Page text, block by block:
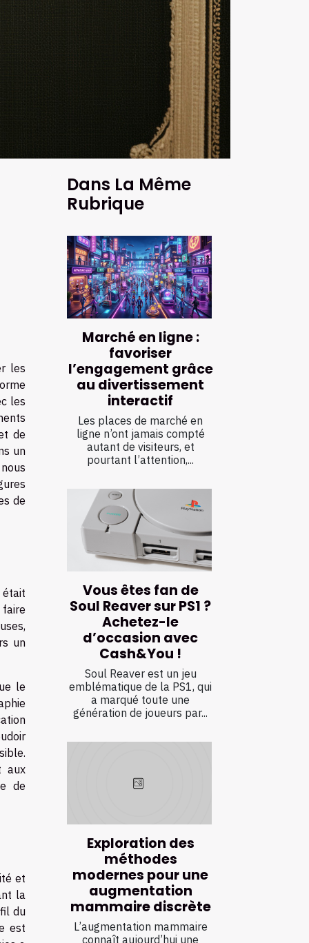
les
les
de
un
de
était
faire
un
le
aux
de
et
la
du
est
Dans La Même
Rubrique
Marché en ligne :
favoriser
l’engagement grâce
au divertissement
interactif
Les places de marché en
ligne n’ont jamais compté
autant de visiteurs, et
pourtant l’attention,...
Vous êtes fan de
Soul Reaver sur PS1 ?
Achetez-le
d’occasion avec
Cash&You !
Soul Reaver est un jeu
emblématique de la PS1, qui
a marqué toute une
génération de joueurs par...
Exploration des
méthodes
modernes pour une
augmentation
mammaire discrète
L’augmentation mammaire
connaît aujourd’hui une